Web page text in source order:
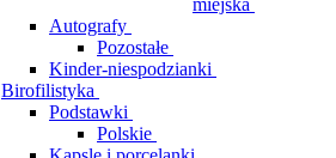
miejska
Autografy
Pozostałe
Kinder-niespodzianki
Birofilistyka
Podstawki
Polskie